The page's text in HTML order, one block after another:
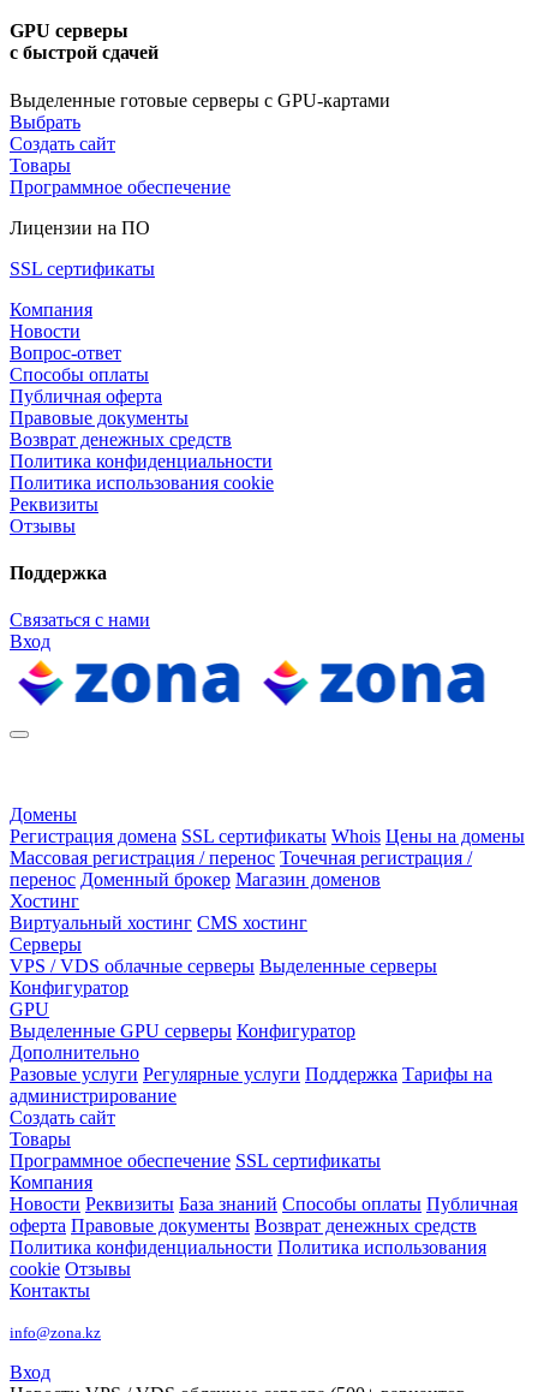
GPU серверы
с быстрой сдачей
Выделенные готовые серверы с GPU-картами
Выбрать
Создать сайт
Товары
Программное обеспечение
Лицензии на ПО
SSL сертификаты
Компания
Новости
Вопрос-ответ
Способы оплаты
Публичная оферта
Правовые документы
Возврат денежных средств
Политика конфиденциальности
Политика использования cookie
Реквизиты
Отзывы
Поддержка
Связаться с нами
Вход
Домены
Регистрация домена SSL сертификаты Whois Цены на домены
Массовая регистрация / перенос Точечная регистрация /
перенос Доменный брокер Магазин доменов
Хостинг
Виртуальный хостинг CMS хостинг
Серверы
VPS / VDS облачные серверы Выделенные серверы
Конфигуратор
GPU
Выделенные GPU серверы Конфигуратор
Дополнительно
Разовые услуги Регулярные услуги Поддержка Тарифы на
администрирование
Создать сайт
Товары
Программное обеспечение SSL сертификаты
Компания
Новости Реквизиты База знаний Способы оплаты Публичная
оферта Правовые документы Возврат денежных средств
Политика конфиденциальности Политика использования
cookie Отзывы
Контакты
info@zona.kz
Вход